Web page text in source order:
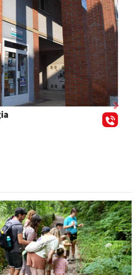
Next